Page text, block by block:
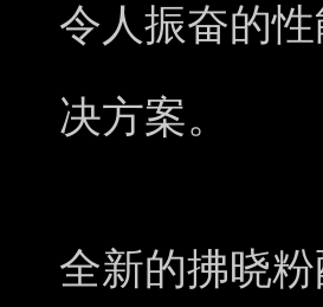
令人振奋的
决方案。
全新的拂晓